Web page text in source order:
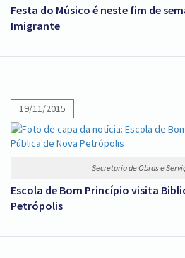
Festa do Músico é neste fim de
Imigrante
19/11/2015
Secretaria de Obras e
Escola de Bom Princípio visita
Petrópolis